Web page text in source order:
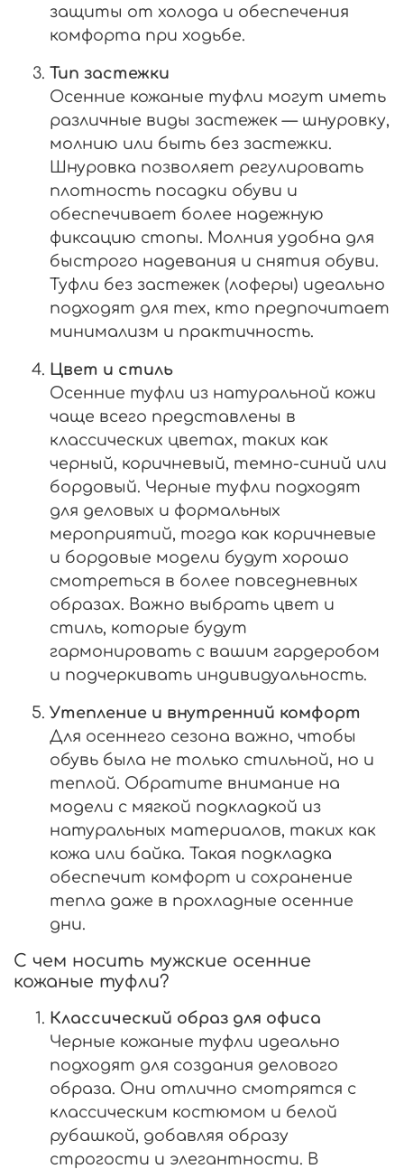
защиты от холода и обеспечения
комфорта при ходьбе.
Тип застежки
Осенние кожаные туфли могут иметь
различные виды застежек — шнуровку,
молнию или быть без застежки.
Шнуровка позволяет регулировать
плотность посадки обуви и
обеспечивает более надежную
фиксацию стопы. Молния удобна для
быстрого надевания и снятия обуви.
Туфли без застежек (лоферы) идеально
подходят для тех, кто предпочитает
минимализм и практичность.
Цвет и стиль
Осенние туфли из натуральной кожи
чаще всего представлены в
классических цветах, таких как
черный, коричневый, темно-синий или
бордовый. Черные туфли подходят
для деловых и формальных
мероприятий, тогда как коричневые
и бордовые модели будут хорошо
смотреться в более повседневных
образах. Важно выбрать цвет и
стиль, которые будут
гармонировать с вашим гардеробом
и подчеркивать индивидуальность.
Утепление и внутренний комфорт
Для осеннего сезона важно, чтобы
обувь была не только стильной, но и
теплой. Обратите внимание на
модели с мягкой подкладкой из
натуральных материалов, таких как
кожа или байка. Такая подкладка
обеспечит комфорт и сохранение
тепла даже в прохладные осенние
дни.
С чем носить мужские осенние
кожаные туфли?
Классический образ для офиса
Черные кожаные туфли идеально
подходят для создания делового
образа. Они отлично смотрятся с
классическим костюмом и белой
рубашкой, добавляя образу
строгости и элегантности. В